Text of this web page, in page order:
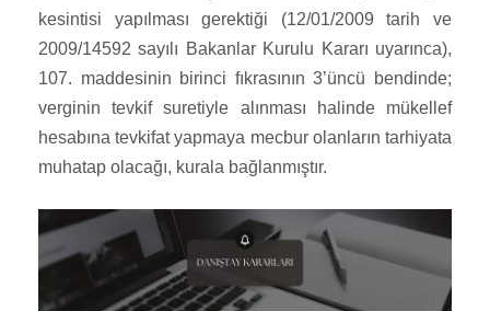
kesintisi yapılması gerektiği (12/01/2009 tarih ve
2009/14592 sayılı Bakanlar Kurulu Kararı uyarınca),
107. maddesinin birinci fıkrasının 3’üncü bendinde;
verginin tevkif suretiyle alınması halinde mükellef
hesabına tevkifat yapmaya mecbur olanların tarhiyata
muhatap olacağı, kurala bağlanmıştır.